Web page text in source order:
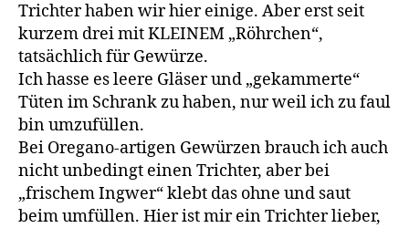
Trichter haben wir hier einige. Aber erst seit
kurzem drei mit KLEINEM „Röhrchen“,
tatsächlich für Gewürze.
Ich hasse es leere Gläser und „gekammerte“
Tüten im Schrank zu haben, nur weil ich zu faul
bin umzufüllen.
Bei Oregano-artigen Gewürzen brauch ich auch
nicht unbedingt einen Trichter, aber bei
„frischem Ingwer“ klebt das ohne und saut
beim umfüllen. Hier ist mir ein Trichter lieber,